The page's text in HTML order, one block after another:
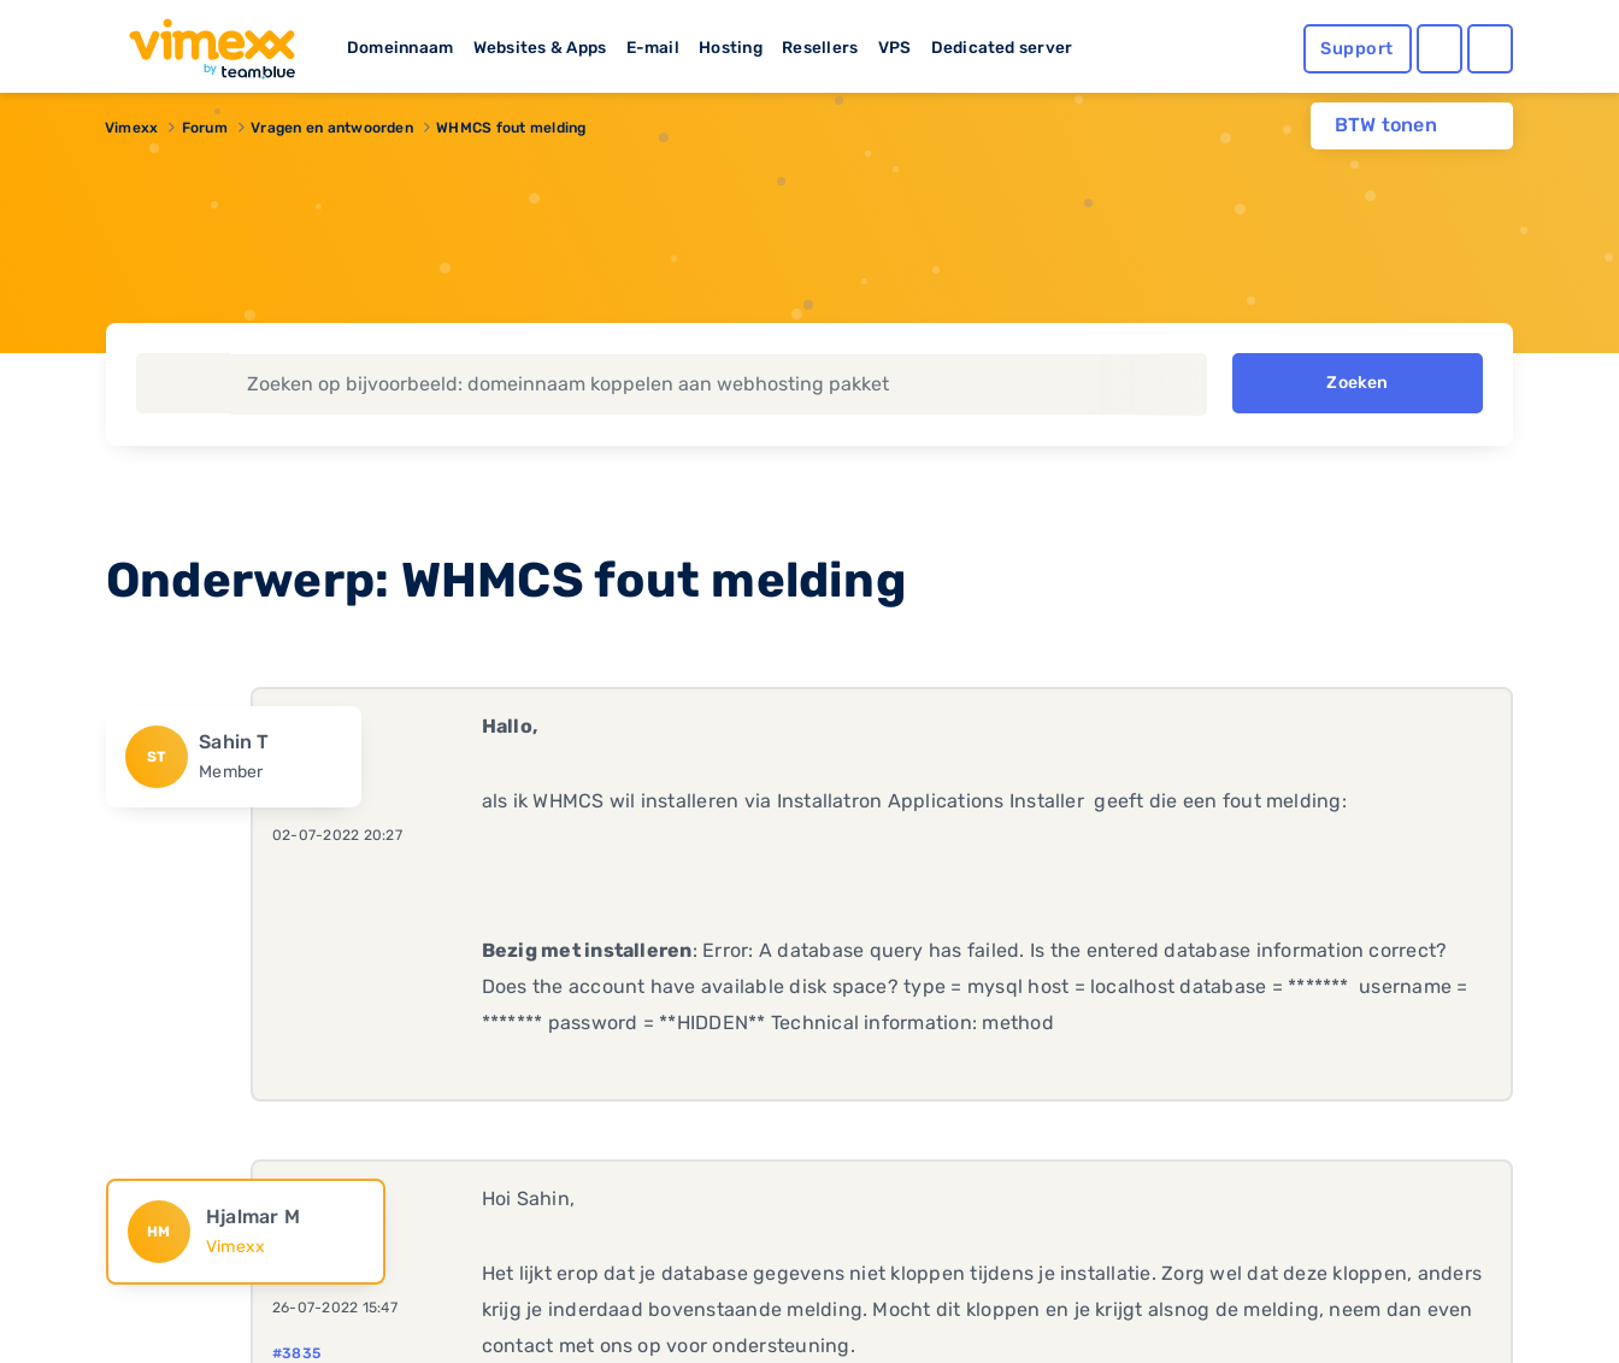
Domeinnaam Websites & Apps E-mail Hosting Resellers VPS Dedicated server Support
BTW tonen
Vimexx Forum Vragen en antwoorden WHMCS fout melding
Zoeken
Onderwerp: WHMCS fout melding
ST
Sahin T
Member
02-07-2022 20:27
Hallo,
als ik WHMCS wil installeren via Installatron Applications Installer geeft die een fout melding:
Bezig met installeren: Error: A database query has failed. Is the entered database information correct?
Does the account have available disk space? type = mysql host = localhost database = ******* username =
******* password = **HIDDEN** Technical information: method
HM
Hjalmar M
Vimexx
26-07-2022 15:47
#3835
Hoi Sahin,
Het lijkt erop dat je database gegevens niet kloppen tijdens je installatie. Zorg wel dat deze kloppen, anders
krijg je inderdaad bovenstaande melding. Mocht dit kloppen en je krijgt alsnog de melding, neem dan even
contact met ons op voor ondersteuning.